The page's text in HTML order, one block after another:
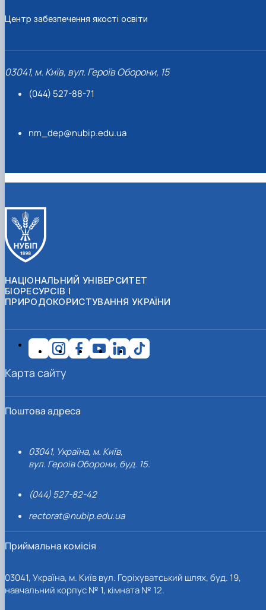
Центр забезпечення якості освіти
03041, м. Київ, вул. Героїв Оборони, 15
(044) 527-88-71
nm_dep@nubip.edu.ua
НАЦІОНАЛЬНИЙ УНІВЕРСИТЕТ
БІОРЕСУРСІВ І
ПРИРОДОКОРИСТУВАННЯ УКРАЇНИ
Поштова адреса
03041, Україна, м. Київ,
вул. Героїв Оборони, буд. 15.
(044) 527-82-42
rectorat@nubip.edu.ua
Приймальна комісія
03041, Україна, м. Київ вул. Горіхуватський шлях, буд. 19,
навчальний корпус № 1, кімната № 12.
Карта сайту